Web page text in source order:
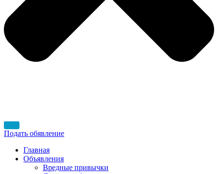
Подать обявление
Главная
Объявления
Вредные привычки